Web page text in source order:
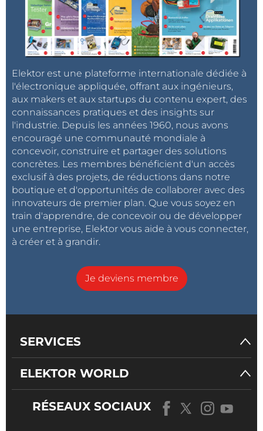
Elektor est une plateforme internationale dédiée à
l'électronique appliquée, offrant aux ingénieurs,
aux makers et aux startups du contenu expert, des
connaissances pratiques et des insights sur
l'industrie. Depuis les années 1960, nous avons
encouragé une communauté mondiale à
concevoir, construire et partager des solutions
concrètes. Les membres bénéficient d'un accès
exclusif à des projets, de réductions dans notre
boutique et d'opportunités de collaborer avec des
innovateurs de premier plan. Que vous soyez en
train d'apprendre, de concevoir ou de développer
une entreprise, Elektor vous aide à vous connecter,
à créer et à grandir.
Je deviens membre
SERVICES
ELEKTOR WORLD
RÉSEAUX SOCIAUX